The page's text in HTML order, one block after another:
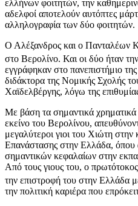
ελλήνων φοιτητών, την
αδελφοί αποτελούν αυτόπτες
αλληλογραφία των δύο φοιτητών.
Ο Αλέξανδρος και ο Πανταλέων
στο Βερολίνο. Και οι δύο ήταν
εγγράφηκαν στο πανεπιστήμιο
διδάκτορα της Νομικής Σχολής
Χαϊδελβέργης, λόγω της
Με βάση τα σημαντικά χρηματικά
εκείνο του Βερολίνου,
μεγαλύτεροι γιοι του Χιώτη
Επανάστασης στην Ελλάδα, όπου
σημαντικών κεφαλαίων στην
Από τους γιους του, ο
την επιστροφή του στην Ελλάδα
την πολιτική καριέρα που